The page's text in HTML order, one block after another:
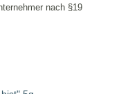
nach §19